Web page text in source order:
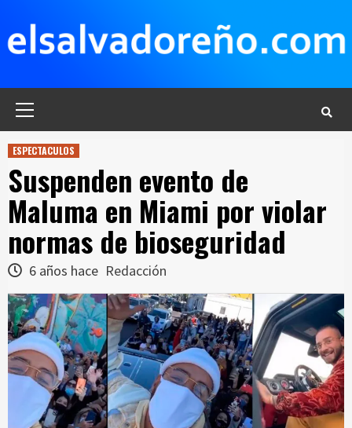
contenido
ESPECTACULOS
Suspenden evento de
Maluma en Miami por violar
normas de bioseguridad
6 años hace Redacción